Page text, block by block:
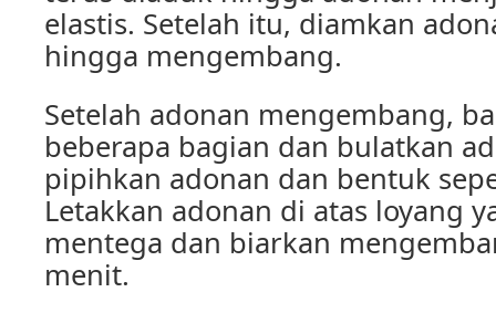
elastis. Setelah itu, diamkan
hingga mengembang.
Setelah adonan mengembang,
beberapa bagian dan bulatkan
pipihkan adonan dan bentuk
Letakkan adonan di atas loyang
mentega dan biarkan
menit.